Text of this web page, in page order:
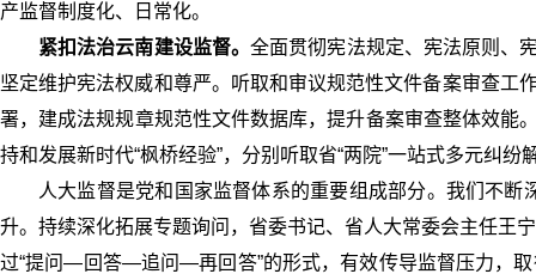
产监督制度化、日常化。
紧扣法治云南建设监督。全面贯彻宪法规定、宪法原则、
坚定维护宪法权威和尊严。听取和审议规范性文件备案审查工
署，建成法规规章规范性文件数据库，提升备案审查整体效能
持和发展新时代“枫桥经验”，分别听取省“两院”一站式多元纠
人大监督是党和国家监督体系的重要组成部分。我们不
升。持续深化拓展专题询问，省委书记、省人大常委会主任王
过“提问—回答—追问—再回答”的形式，有效传导监督压力，